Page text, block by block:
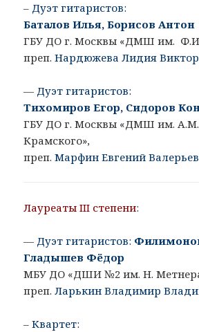
– Дуэт гитаристов:
Баталов Илья, Борисов Антон
ГБУ ДО г. Москвы «ДМШ им.
преп.Нардюжева Лидия
— Дуэт гитаристов:
Тихомиров Егор, Сидоров
ГБУ ДО г. Москвы «ДМШ им.
Крамского»,
преп.Марфин Евгений
Лауреаты III степени:
— Дуэт гитаристов:
Гладышев Фёдор
МБУ ДО «ДШИ №2 им. Н.
преп.Ларькин Владимир
–Квартет: